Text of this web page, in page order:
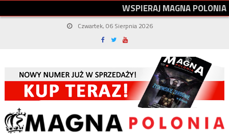
WSPIERAJMAGNAPOLONIA
Czwartek, 06 Sierpnia 2026